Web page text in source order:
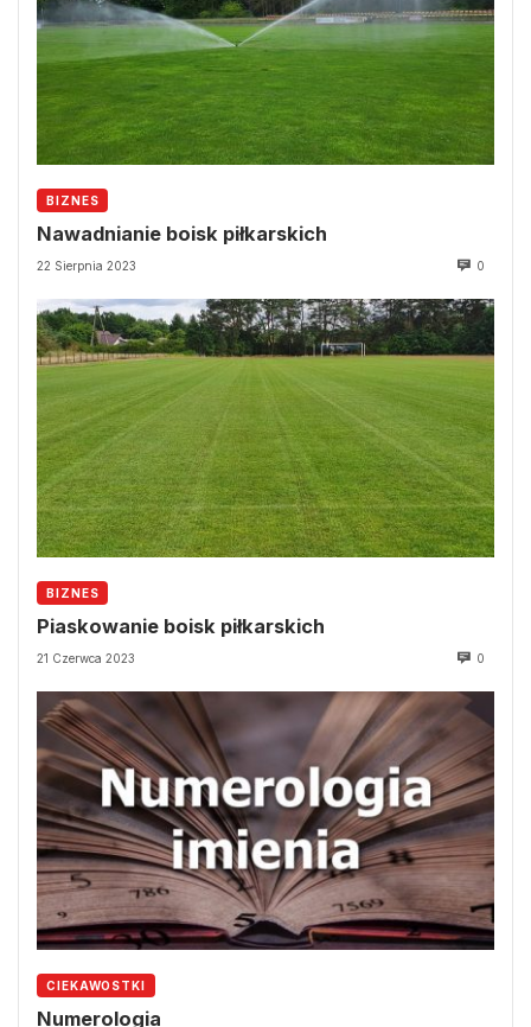
BIZNES
Nawadnianie boisk piłkarskich
22 Sierpnia 2023 0
BIZNES
Piaskowanie boisk piłkarskich
21 Czerwca 2023 0
CIEKAWOSTKI
Numerologia